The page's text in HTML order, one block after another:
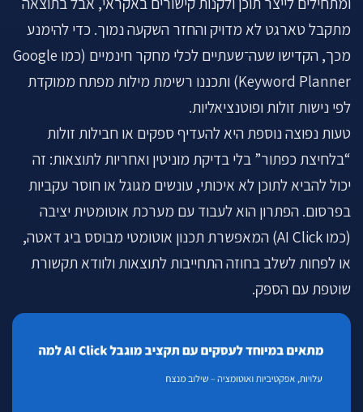
מתקבל טארגט לא מדויק והחזר השקעה נמוך. כדי להימנע
מכך, הקדישו שעה־שעתיים לכלי מחקר חינמיים (כמו Google
Keyword Planner) ותכננו רשימת מילות מפתח ממוקדת
לפי נישות זולות ופוטנציאליות.
טעות נפוצה נוספת היא להעדיף ספקים או חבילות זולות
“בלחיצת כפתור” בלי בדיקת מוניטין ואחריות לתוצאות: זה
יכול להביא לתוכן לא איכותי, עונשים מגוגל או חוסר עקביות
בפרסום. הפתרון הוא לעבוד עם מערכת אוטומטית יציבה
(כמו AI Click) המאפשרת תכנון אוטומטי מבוסס ביג דאטה,
או לפחות לשלב בחוזה התחייבות לתוצאות ולוודא תקשורת
שוטפת עם הספק.